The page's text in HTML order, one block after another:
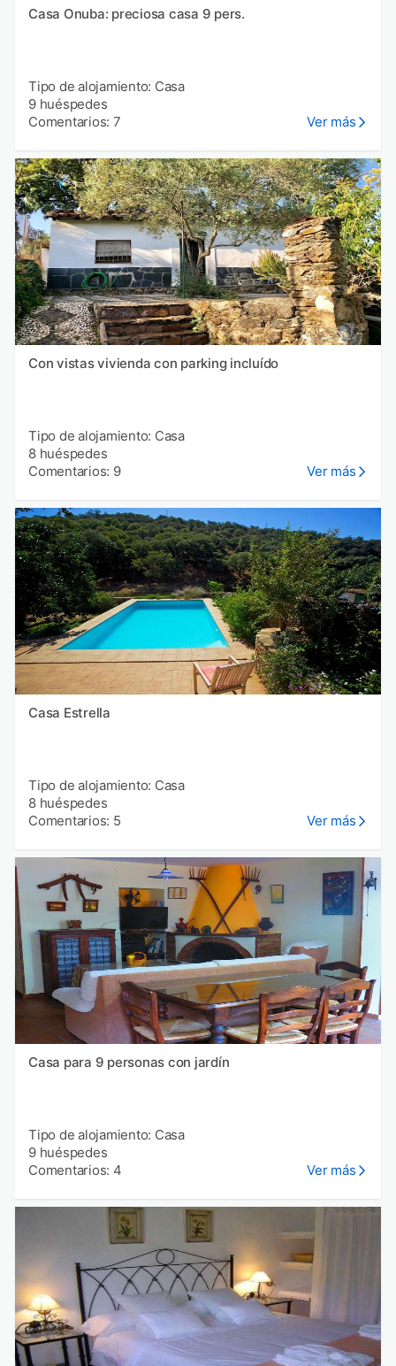
Casa Onuba: preciosa casa 9 pers.
Tipo de alojamiento: Casa
9 huéspedes
Comentarios: 7
Ver más
Con vistas vivienda con parking incluído
Tipo de alojamiento: Casa
8 huéspedes
Comentarios: 9
Ver más
Casa Estrella
Tipo de alojamiento: Casa
8 huéspedes
Comentarios: 5
Ver más
Casa para 9 personas con jardín
Tipo de alojamiento: Casa
9 huéspedes
Comentarios: 4
Ver más